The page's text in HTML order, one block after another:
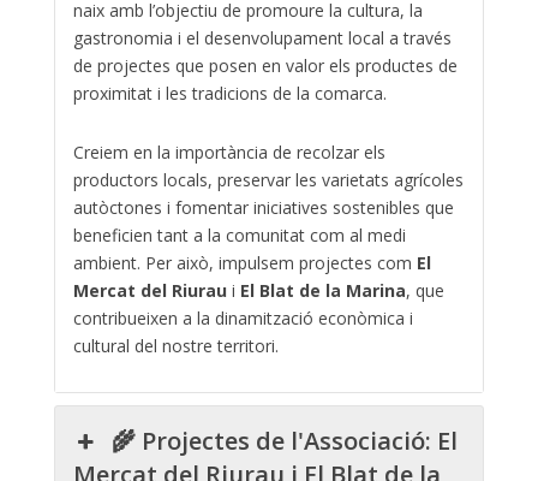
naix amb l’objectiu de promoure la cultura, la
gastronomia i el desenvolupament local a través
de projectes que posen en valor els productes de
proximitat i les tradicions de la comarca.
Creiem en la importància de recolzar els
productors locals, preservar les varietats agrícoles
autòctones i fomentar iniciatives sostenibles que
beneficien tant a la comunitat com al medi
ambient. Per això, impulsem projectes com El
Mercat del Riuraui El Blat de la Marina, que
contribueixen a la dinamització econòmica i
cultural del nostre territori.
🌾 Projectes de l'Associació: El
Mercat del Riurau i El Blat de la